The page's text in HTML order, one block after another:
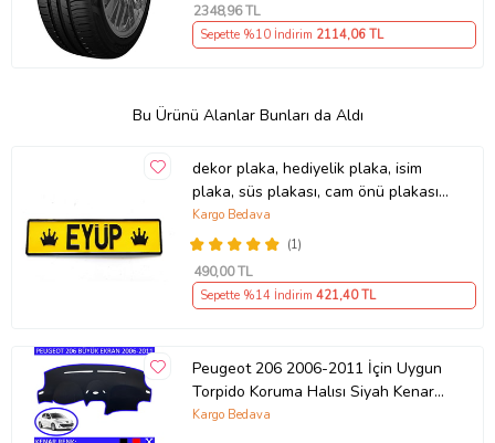
2348,96 TL
Sepette %10 İndirim 2114,06 TL
Bu Ürünü Alanlar Bunları da Aldı
dekor plaka, hediyelik plaka, isim
plaka, süs plakası, cam önü plakası,
tırcı plakası (Sarı-Siyah)
(1)
Kargo Bedava
490,00 TL
Sepette %14 İndirim 421,40 TL
Peugeot 206 2006-2011 İçin Uygun
Torpido Koruma Halısı Siyah Kenar
Renk Mavi
Kargo Bedava